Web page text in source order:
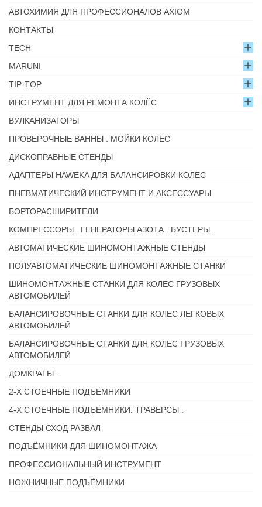
АВТОХИМИЯ ДЛЯ ПРОФЕССИОНАЛОВ AXIOM
КОНТАКТЫ
TECH
MARUNI
TIP-TOP
ИНСТРУМЕНТ ДЛЯ РЕМОНТА КОЛЁС
ВУЛКАНИЗАТОРЫ
ПРОВЕРОЧНЫЕ ВАННЫ . МОЙКИ КОЛЁС
ДИСКОПРАВНЫЕ СТЕНДЫ
АДАПТЕРЫ HAWEKA ДЛЯ БАЛАНСИРОВКИ КОЛЕС
ПНЕВМАТИЧЕСКИЙ ИНСТРУМЕНТ И АКСЕССУАРЫ
БОРТОРАСШИРИТЕЛИ
КОМПРЕССОРЫ . ГЕНЕРАТОРЫ АЗОТА . БУСТЕРЫ .
АВТОМАТИЧЕСКИЕ ШИНОМОНТАЖНЫЕ СТЕНДЫ
ПОЛУАВТОМАТИЧЕСКИЕ ШИНОМОНТАЖНЫЕ СТАНКИ
ШИНОМОНТАЖНЫЕ СТАНКИ ДЛЯ КОЛЕС ГРУЗОВЫХ
АВТОМОБИЛЕЙ
БАЛАНСИРОВОЧНЫЕ СТАНКИ ДЛЯ КОЛЕС ЛЕГКОВЫХ
АВТОМОБИЛЕЙ
БАЛАНСИРОВОЧНЫЕ СТАНКИ ДЛЯ КОЛЕС ГРУЗОВЫХ
АВТОМОБИЛЕЙ
ДОМКРАТЫ .
2-Х СТОЕЧНЫЕ ПОДЪЁМНИКИ
4-Х СТОЕЧНЫЕ ПОДЪЁМНИКИ. ТРАВЕРСЫ .
СТЕНДЫ СХОД РАЗВАЛ
ПОДЪЁМНИКИ ДЛЯ ШИНОМОНТАЖА
ПРОФЕССИОНАЛЬНЫЙ ИНСТРУМЕНТ
НОЖНИЧНЫЕ ПОДЪЁМНИКИ